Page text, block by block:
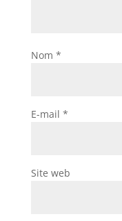
Nom *
E-mail *
Site web